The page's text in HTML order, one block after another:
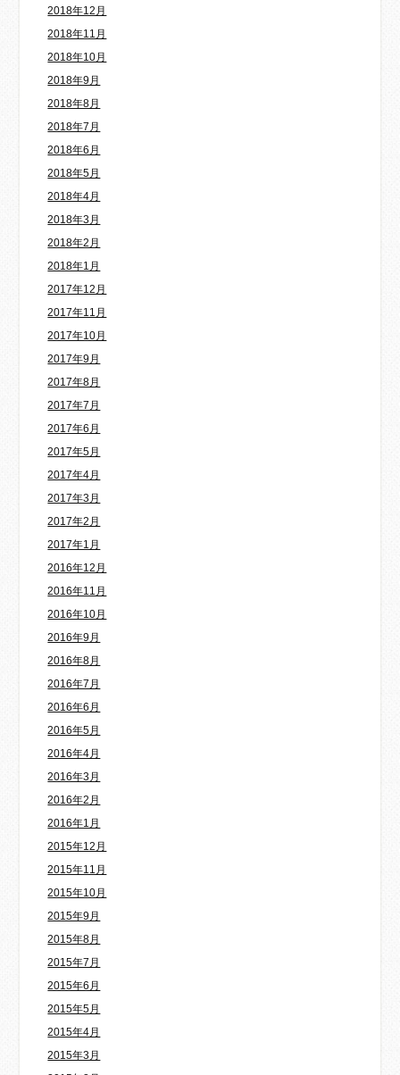
2018年12月
2018年11月
2018年10月
2018年9月
2018年8月
2018年7月
2018年6月
2018年5月
2018年4月
2018年3月
2018年2月
2018年1月
2017年12月
2017年11月
2017年10月
2017年9月
2017年8月
2017年7月
2017年6月
2017年5月
2017年4月
2017年3月
2017年2月
2017年1月
2016年12月
2016年11月
2016年10月
2016年9月
2016年8月
2016年7月
2016年6月
2016年5月
2016年4月
2016年3月
2016年2月
2016年1月
2015年12月
2015年11月
2015年10月
2015年9月
2015年8月
2015年7月
2015年6月
2015年5月
2015年4月
2015年3月